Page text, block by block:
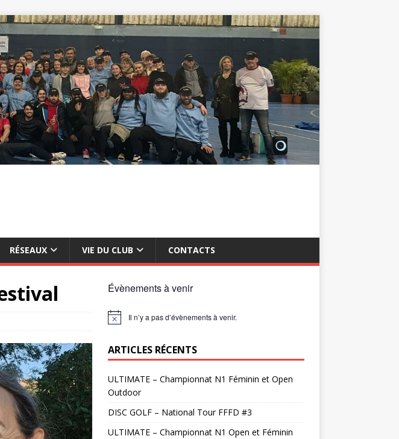
RÉSEAUX VIE DU CLUB CONTACTS
Évènements à venir
N
i
c
Il n’y a pas d’évènements à venir.
ARTICLES RÉCENTS
ULTIMATE – Championnat N1 Féminin et Open
Outdoor
DISC GOLF – National Tour FFFD #3
ULTIMATE – Championnat N1 Open et Féminin